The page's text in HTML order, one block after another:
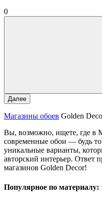
0
Далее
Магазины обоев Golden
Вы, возможно, ищете, где в
современные обои — будь
уникальные варианты,
авторский интерьер. Ответ
магазинов Golden Decor!
Популярное по материалу: